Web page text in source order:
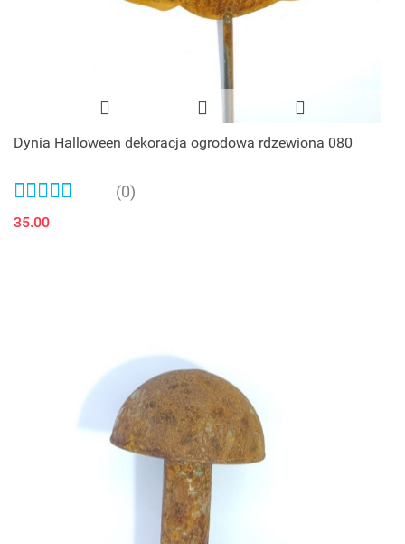
Dynia Halloween dekoracja ogrodowa rdzewiona 080
(0)
35.00